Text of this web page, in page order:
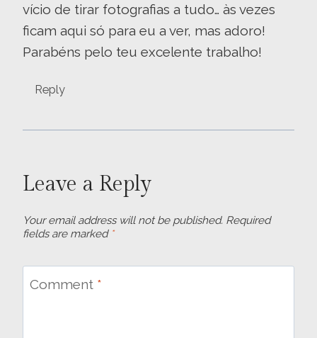
vício de tirar fotografias a tudo… às vezes
ficam aqui só para eu a ver, mas adoro!
Parabéns pelo teu excelente trabalho!
Reply
Leave a Reply
Your email address will not be published. Required
fields are marked *
Comment *